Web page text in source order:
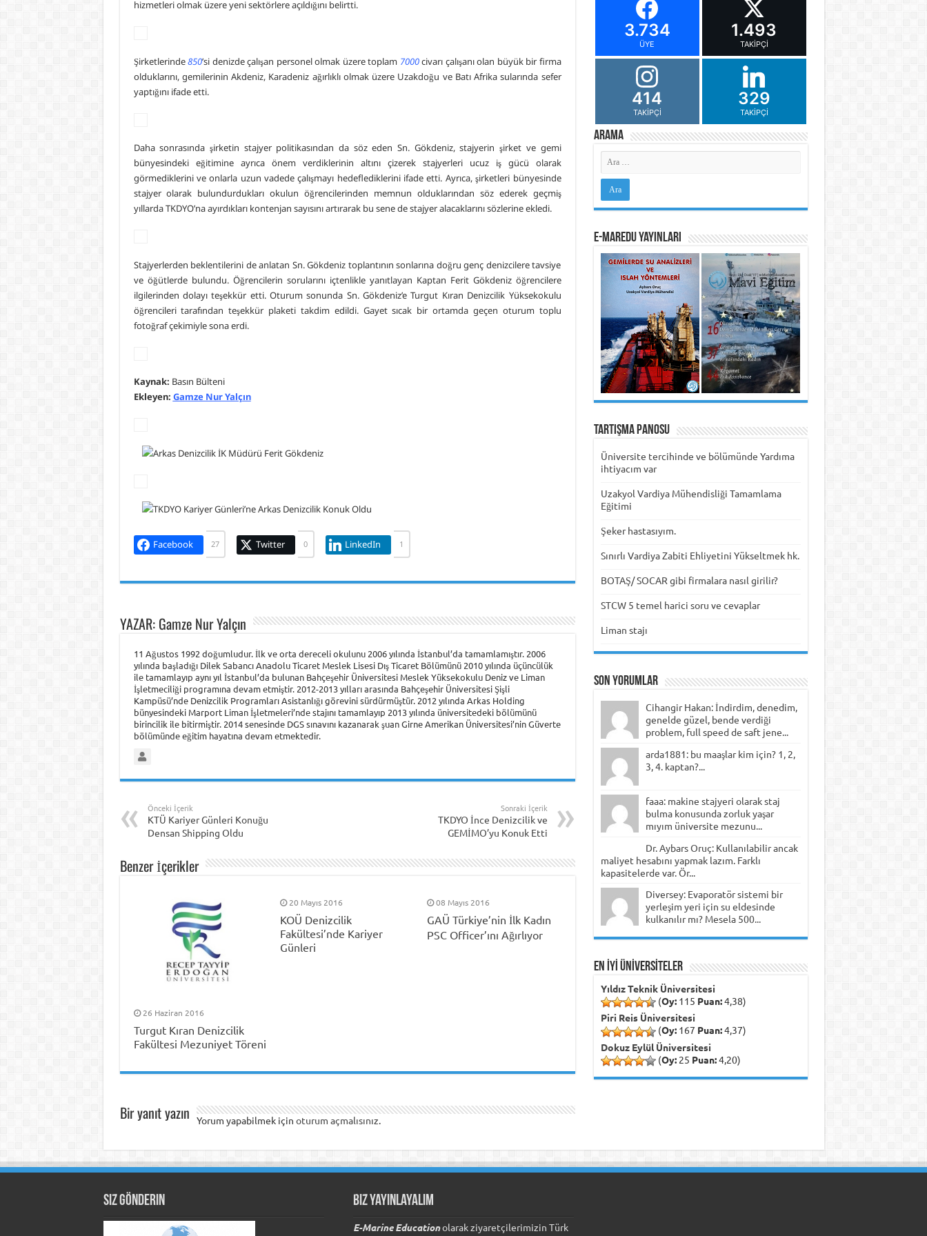
hizmetleri olmak üzere yeni sektörlere açıldığını belirtti.
Şirketlerinde850’si denizde çalışan personel olmak üzere toplam 7000civarı çalışanı olan büyük bir firma
olduklarını, gemilerinin Akdeniz, Karadeniz ağırlıklı olmak üzere Uzakdoğu ve Batı Afrika sularında sefer
yaptığını ifade etti.
Daha sonrasında şirketin stajyer politikasından da söz eden Sn. Gökdeniz, stajyerin şirket ve gemi
bünyesindeki eğitimine ayrıca önem verdiklerinin altını çizerek stajyerleri ucuz iş gücü olarak
görmediklerini ve onlarla uzun vadede çalışmayı hedeflediklerini ifade etti. Ayrıca, şirketleri bünyesinde
stajyer olarak bulundurdukları okulun öğrencilerinden memnun olduklarından söz ederek geçmiş
yıllarda TKDYO’na ayırdıkları kontenjan sayısını artırarak bu sene de stajyer alacaklarını sözlerine ekledi.
Stajyerlerden beklentilerini de anlatan Sn. Gökdeniz toplantının sonlarına doğru genç denizcilere tavsiye
ve öğütlerde bulundu. Öğrencilerin sorularını içtenlikle yanıtlayan Kaptan Ferit Gökdeniz öğrencilere
ilgilerinden dolayı teşekkür etti. Oturum sonunda Sn. Gökdeniz’e Turgut Kıran Denizcilik Yüksekokulu
öğrencileri tarafından teşekkür plaketi takdim edildi. Gayet sıcak bir ortamda geçen oturum toplu
fotoğraf çekimiyle sona erdi.
Kaynak: Basın Bülteni
Ekleyen: Gamze Nur Yalçın
Facebook 27 Twitter 0 LinkedIn 1
YAZAR: Gamze Nur Yalçın
11 Ağustos 1992 doğumludur. İlk ve orta dereceli okulunu 2006 yılında İstanbul’da tamamlamıştır. 2006
yılında başladığı Dilek Sabancı Anadolu Ticaret Meslek Lisesi Dış Ticaret Bölümünü 2010 yılında üçüncülük
ile tamamlayıp aynı yıl İstanbul’da bulunan Bahçeşehir Üniversitesi Meslek Yüksekokulu Deniz ve Liman
İşletmeciliği programına devam etmiştir. 2012-2013 yılları arasında Bahçeşehir Üniversitesi Şişli
Kampüsü’nde Denizcilik Programları Asistanlığı görevini sürdürmüştür. 2012 yılında Arkas Holding
bünyesindeki Marport Liman İşletmeleri’nde stajını tamamlayıp 2013 yılında üniversitedeki bölümünü
birincilik ile bitirmiştir. 2014 senesinde DGS sınavını kazanarak şuan Girne Amerikan Üniversitesi’nin Güverte
bölümünde eğitim hayatına devam etmektedir.
Önceki İçerik
KTÜ Kariyer Günleri Konuğu
Densan Shipping Oldu
Sonraki İçerik
TKDYO İnce Denizcilik ve
GEMİMO’yu Konuk Etti
Benzer İçerikler
26 Haziran 2016
Turgut Kıran Denizcilik
Fakültesi Mezuniyet Töreni
20 Mayıs 2016
KOÜ Denizcilik
Fakültesi’nde Kariyer
Günleri
08 Mayıs 2016
GAÜ Türkiye’nin İlk Kadın
PSC Officer’ını Ağırlıyor
Bir yanıt yazın Yorum yapabilmek için oturum açmalısınız.
3.734
ÜYE
1.493
TAKIPÇI
414
TAKIPÇI
329
TAKIPÇI
Arama
e-MarEdu Yayınları
Tartışma Panosu
Üniversite tercihinde ve bölümünde Yardıma
ihtiyacım var
Uzakyol Vardiya Mühendisliği Tamamlama
Eğitimi
Şeker hastasıyım.
Sınırlı Vardiya Zabiti Ehliyetini Yükseltmek hk.
BOTAŞ/ SOCAR gibi firmalara nasıl girilir?
STCW 5 temel harici soru ve cevaplar
Liman stajı
Son Yorumlar
Cihangir Hakan: İndirdim, denedim,
genelde güzel, bende verdiği
problem, full speed de saft jene...
arda1881: bu maaşlar kim için? 1, 2,
3, 4. kaptan?...
faaa: makine stajyeri olarak staj
bulma konusunda zorluk yaşar
mıyım üniversite mezunu...
Dr. Aybars Oruç: Kullanılabilir ancak
maliyet hesabını yapmak lazım. Farklı
kapasitelerde var. Ör...
Diversey: Evaporatör sistemi bir
yerleşim yeri için su eldesinde
kulkanılır mı? Mesela 500...
EN İYİ ÜNİVERSİTELER
Yıldız Teknik Üniversitesi
(Oy:115 Puan:4,38)
Piri Reis Üniversitesi
(Oy:167 Puan:4,37)
Dokuz Eylül Üniversitesi
(Oy:25 Puan:4,20)
Siz Gönderin Biz Yayınlayalım
E-Marine Educationolarak ziyaretçilerimizin Türk